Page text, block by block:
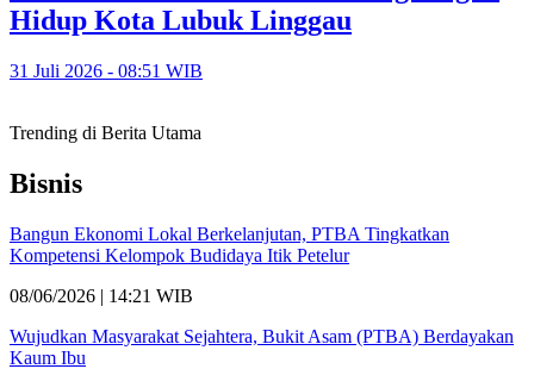
Hidup Kota Lubuk Linggau
31 Juli 2026 - 08:51 WIB
Trending di Berita Utama
Bisnis
Bangun Ekonomi Lokal Berkelanjutan, PTBA Tingkatkan
Kompetensi Kelompok Budidaya Itik Petelur
08/06/2026 | 14:21 WIB
Wujudkan Masyarakat Sejahtera, Bukit Asam (PTBA) Berdayakan
Kaum Ibu